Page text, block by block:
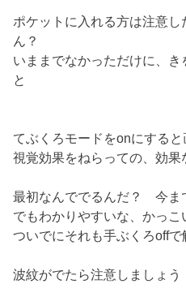
ポケットに入れる方は注意
ん？
いままでなかっただけに、
と
てぶくろモードをonにする
視覚効果をねらっての、効果
最初なんででるんだ？ 今ま
でもわかりやすいな、かっ
ついでにそれも手ぶくろoffで
波紋がでたら注意しましょ